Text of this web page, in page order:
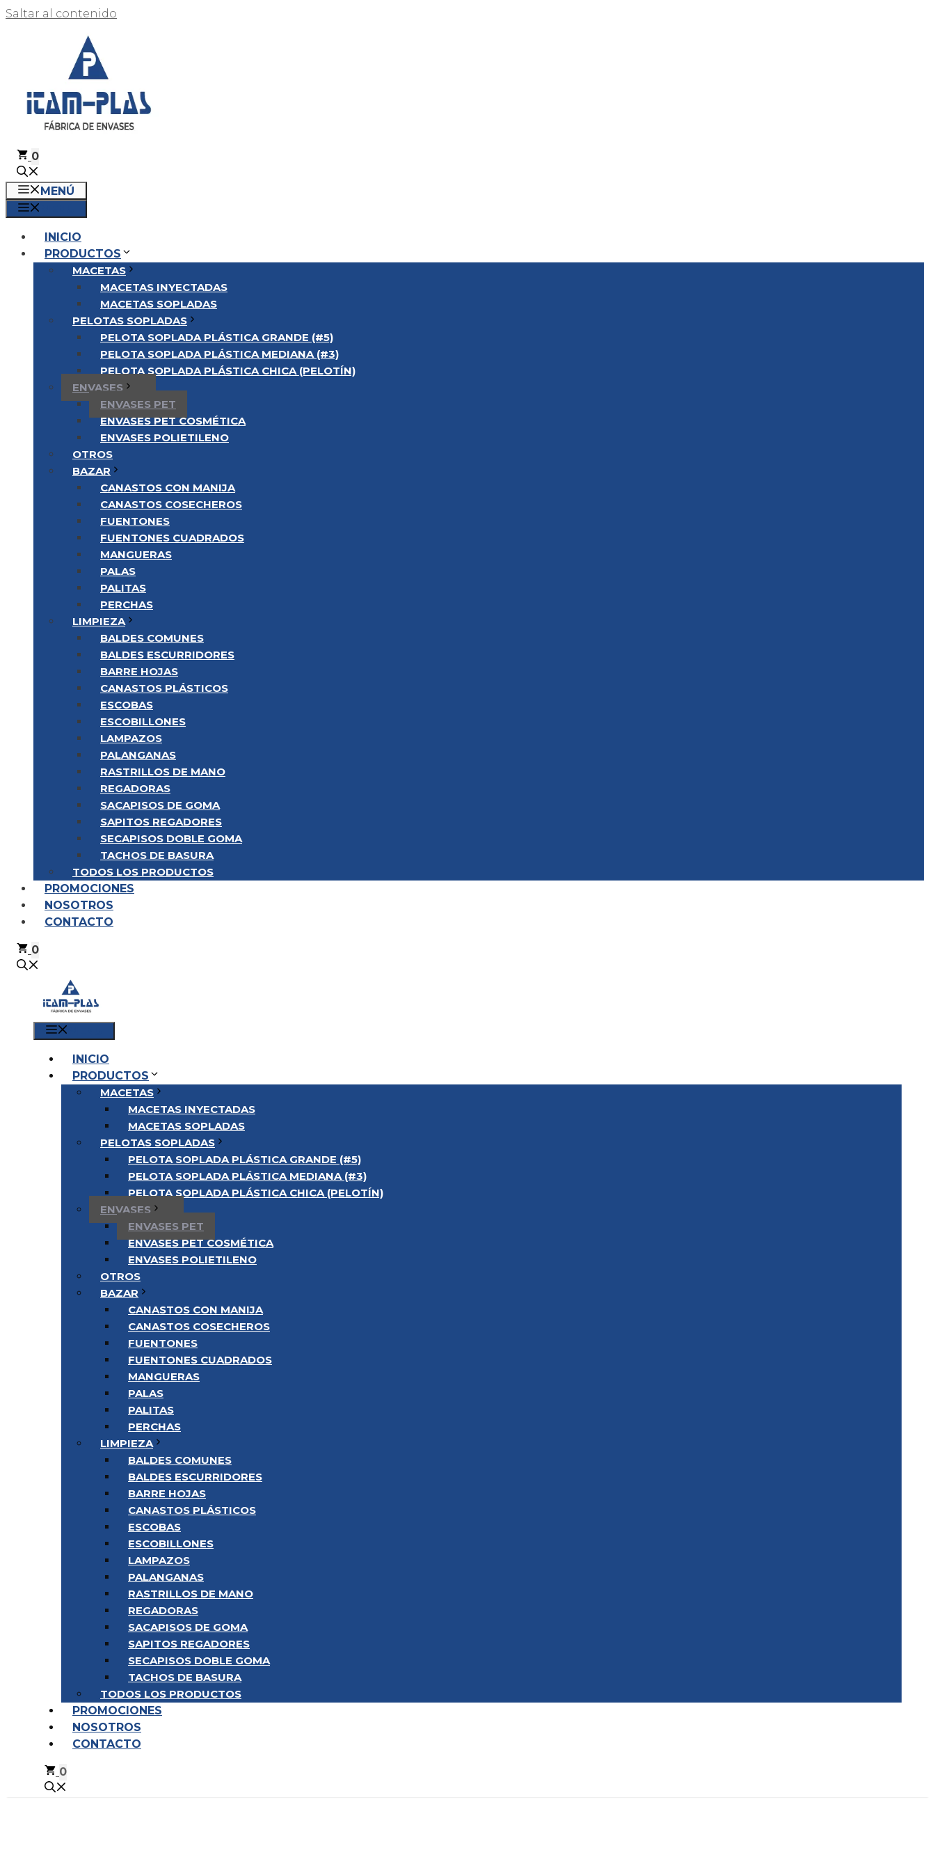
Saltar al contenido
0
MENÚ
INICIO
PRODUCTOS
MACETAS
MACETAS INYECTADAS
MACETAS SOPLADAS
PELOTAS SOPLADAS
PELOTA SOPLADA PLÁSTICA GRANDE (#5)
PELOTA SOPLADA PLÁSTICA MEDIANA (#3)
PELOTA SOPLADA PLÁSTICA CHICA (PELOTÍN)
ENVASES
ENVASES PET
ENVASES PET COSMÉTICA
ENVASES POLIETILENO
OTROS
BAZAR
CANASTOS CON MANIJA
CANASTOS COSECHEROS
FUENTONES
FUENTONES CUADRADOS
MANGUERAS
PALAS
PALITAS
PERCHAS
LIMPIEZA
BALDES COMUNES
BALDES ESCURRIDORES
BARRE HOJAS
CANASTOS PLÁSTICOS
ESCOBAS
ESCOBILLONES
LAMPAZOS
PALANGANAS
RASTRILLOS DE MANO
REGADORAS
SACAPISOS DE GOMA
SAPITOS REGADORES
SECAPISOS DOBLE GOMA
TACHOS DE BASURA
TODOS LOS PRODUCTOS
PROMOCIONES
NOSOTROS
CONTACTO
0
INICIO
PRODUCTOS
MACETAS
MACETAS INYECTADAS
MACETAS SOPLADAS
PELOTAS SOPLADAS
PELOTA SOPLADA PLÁSTICA GRANDE (#5)
PELOTA SOPLADA PLÁSTICA MEDIANA (#3)
PELOTA SOPLADA PLÁSTICA CHICA (PELOTÍN)
ENVASES
ENVASES PET
ENVASES PET COSMÉTICA
ENVASES POLIETILENO
OTROS
BAZAR
CANASTOS CON MANIJA
CANASTOS COSECHEROS
FUENTONES
FUENTONES CUADRADOS
MANGUERAS
PALAS
PALITAS
PERCHAS
LIMPIEZA
BALDES COMUNES
BALDES ESCURRIDORES
BARRE HOJAS
CANASTOS PLÁSTICOS
ESCOBAS
ESCOBILLONES
LAMPAZOS
PALANGANAS
RASTRILLOS DE MANO
REGADORAS
SACAPISOS DE GOMA
SAPITOS REGADORES
SECAPISOS DOBLE GOMA
TACHOS DE BASURA
TODOS LOS PRODUCTOS
PROMOCIONES
NOSOTROS
CONTACTO
0